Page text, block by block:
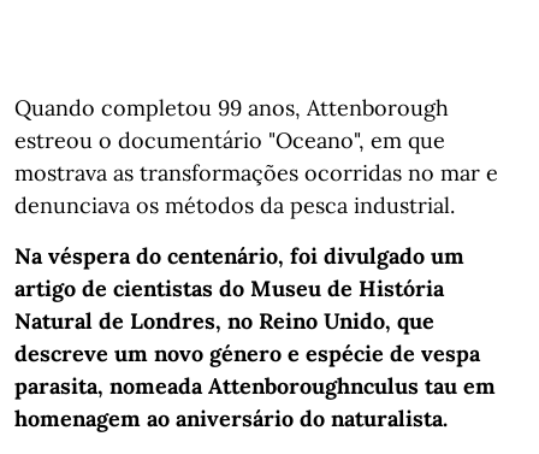
Quando completou 99 anos, Attenborough
estreou o documentário "Oceano", em que
mostrava as transformações ocorridas no mar e
denunciava os métodos da pesca industrial.
Na véspera do centenário, foi divulgado um
artigo de cientistas do Museu de História
Natural de Londres, no Reino Unido, que
descreve um novo género e espécie de vespa
parasita, nomeada Attenboroughnculus tau em
homenagem ao aniversário do naturalista.